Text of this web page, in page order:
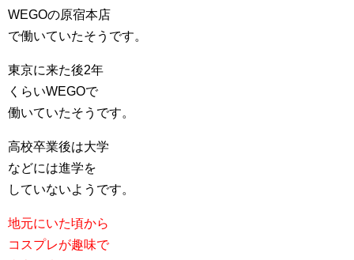
WEGOの原宿本店
で働いていたそうです。
東京に来た後2年
くらいWEGOで
働いていたそうです。
高校卒業後は大学
などには進学を
していないようです。
地元にいた頃から
コスプレが趣味で